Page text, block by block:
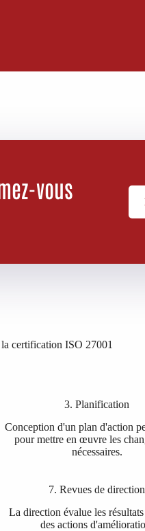
vous
certification ISO 27001
3. Planification
Conception d'un plan d'action
pour mettre en œuvre les
nécessaires.
7. Revues de direction
La direction évalue les
des actions